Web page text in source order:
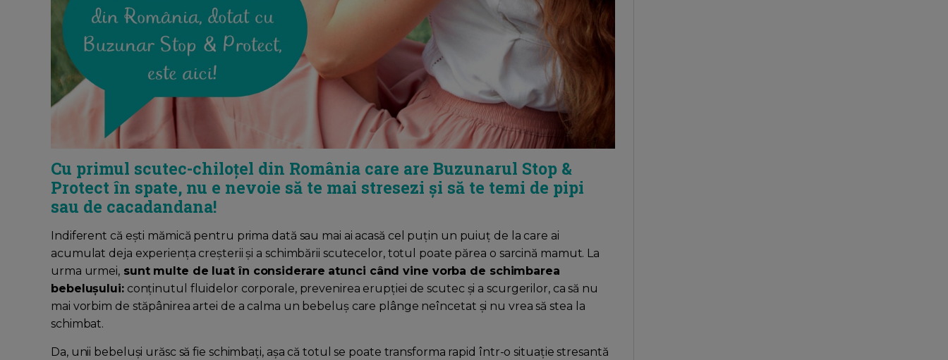
Cu primul scutec-chiloțel din România care are Buzunarul Stop &
Protect în spate, nu e nevoie să te mai stresezi și să te temi de pipi
sau de cacadandana!
Indiferent că ești mămică pentru prima dată sau mai ai acasă cel puțin un puiuț de la care ai
acumulat deja experiența creșterii și a schimbării scutecelor, totul poate părea o sarcină mamut. La
urma urmei,sunt multe de luat în considerare atunci când vine vorba de schimbarea
bebelușului:conținutul fluidelor corporale, prevenirea erupției de scutec și a scurgerilor, ca să nu
mai vorbim de stăpânirea artei de a calma un bebeluș care plânge neîncetat și nu vrea să stea la
schimbat.
Da, unii bebeluși urăsc să fie schimbați, așa că totul se poate transforma rapid într-o situație stresantă